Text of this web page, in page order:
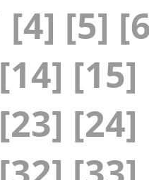
[4] [5]
[14] [15]
[23] [24]